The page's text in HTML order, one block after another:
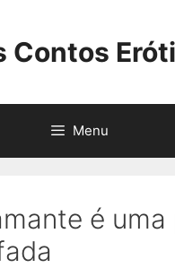
Contos
Menu
é uma